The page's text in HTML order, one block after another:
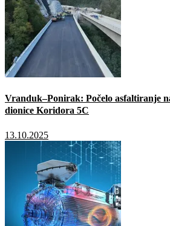
Vranduk–Ponirak: Počelo asfaltiranje
dionice Koridora 5C
13.10.2025